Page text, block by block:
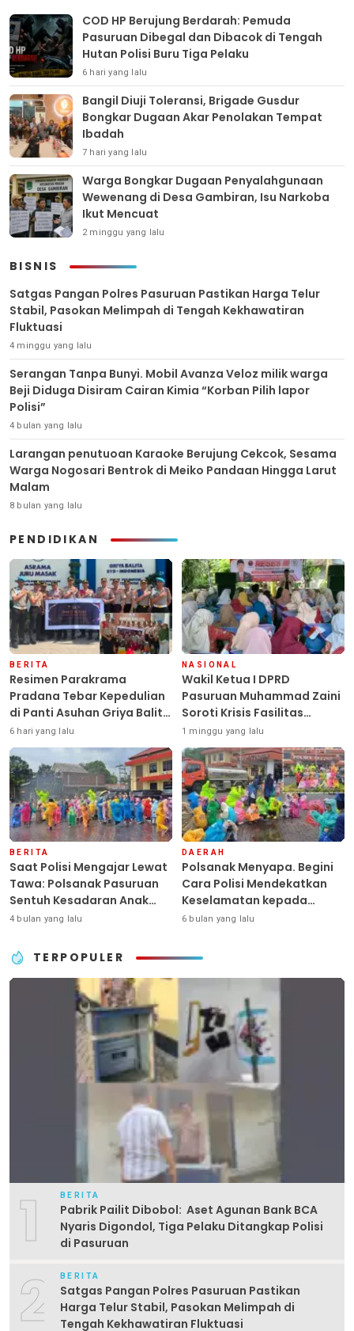
COD HP Berujung Berdarah: Pemuda
Pasuruan Dibegal dan Dibacok di Tengah
Hutan Polisi Buru Tiga Pelaku
6 hari yang lalu
Bangil Diuji Toleransi, Brigade Gusdur
Bongkar Dugaan Akar Penolakan Tempat
Ibadah
7 hari yang lalu
Warga Bongkar Dugaan Penyalahgunaan
Wewenang di Desa Gambiran, Isu Narkoba
Ikut Mencuat
2 minggu yang lalu
BISNIS
Satgas Pangan Polres Pasuruan Pastikan Harga Telur
Stabil, Pasokan Melimpah di Tengah Kekhawatiran
Fluktuasi
4 minggu yang lalu
Serangan Tanpa Bunyi. Mobil Avanza Veloz milik warga
Beji Diduga Disiram Cairan Kimia “Korban Pilih lapor
Polisi”
4 bulan yang lalu
Larangan penutuoan Karaoke Berujung Cekcok, Sesama
Warga Nogosari Bentrok di Meiko Pandaan Hingga Larut
Malam
8 bulan yang lalu
PENDIDIKAN
BERITA
Resimen Parakrama
Pradana Tebar Kepedulian
di Panti Asuhan Griya Balita
SYD, Peluk Hangat Balita
Terlantar “POLRI Hadir
Dengan Hati”
6 hari yang lalu
NASIONAL
Wakil Ketua I DPRD
Pasuruan Muhammad Zaini
Soroti Krisis Fasilitas
Sekolah di Tengah Efisiensi
Anggaran
1 minggu yang lalu
BERITA
Saat Polisi Mengajar Lewat
Tawa: Polsanak Pasuruan
Sentuh Kesadaran Anak
Sejak Dini
4 bulan yang lalu
DAERAH
Polsanak Menyapa. Begini
Cara Polisi Mendekatkan
Keselamatan kepada
Generasi Sejak Usia Dini
6 bulan yang lalu
TERPOPULER
1 BERITA
Pabrik Pailit Dibobol: Aset Agunan Bank BCA
Nyaris Digondol, Tiga Pelaku Ditangkap Polisi
di Pasuruan
2 BERITA
Satgas Pangan Polres Pasuruan Pastikan
Harga Telur Stabil, Pasokan Melimpah di
Tengah Kekhawatiran Fluktuasi